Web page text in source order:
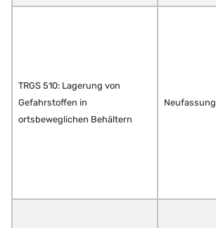
TRGS 510: Lagerung von
Gefahrstoffen in
ortsbeweglichen Behältern
Neufassung